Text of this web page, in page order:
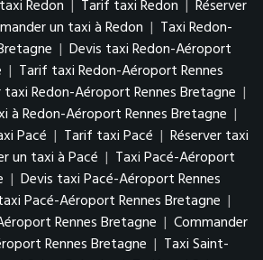
Redon Tarif taxi Redon
Réserver
un taxi à Redon | Taxi Redon-
| Devis taxi Redon-Aéroport
| Tarif taxi Redon-Aéroport Rennes
taxi Redon-Aéroport Rennes Bretagne |
à Redon-Aéroport Rennes Bretagne |
Pacé | Tarif taxi Pacé | Réserver taxi
un taxi à Pacé | Taxi Pacé-Aéroport
| Devis taxi Pacé-Aéroport Rennes
Pacé-Aéroport Rennes Bretagne |
Rennes Bretagne | Commander
Rennes Bretagne | Taxi Saint-